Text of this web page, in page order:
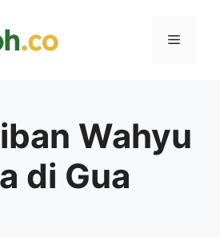
Menu
Wahyu
di Gua